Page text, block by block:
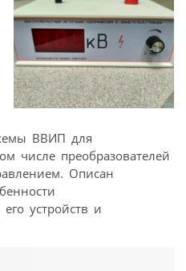
ВВИП для
числе преобразователей
Описан
устройств и